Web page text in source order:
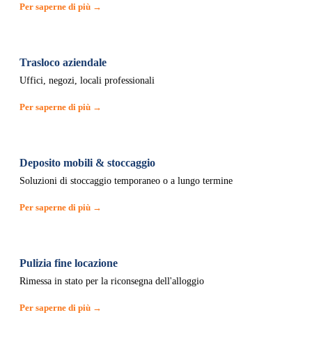
Per saperne di più →
Trasloco aziendale
Uffici, negozi, locali professionali
Per saperne di più →
Deposito mobili & stoccaggio
Soluzioni di stoccaggio temporaneo o a lungo termine
Per saperne di più →
Pulizia fine locazione
Rimessa in stato per la riconsegna dell'alloggio
Per saperne di più →